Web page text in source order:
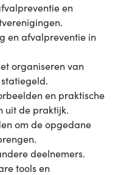
en
en afvalpreventie in
organiseren van
en praktische
uit de praktijk.
om de opgedane
deelnemers.
tools en